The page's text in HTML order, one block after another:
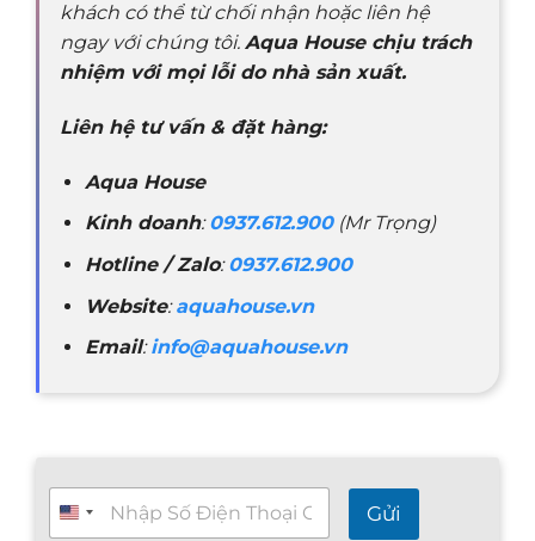
khách có thể từ chối nhận hoặc liên hệ
ngay với chúng tôi. Aqua House chịu trách
nhiệm với mọi lỗi do nhà sản xuất.
Liên hệ tư vấn & đặt hàng:
Aqua House
Kinh doanh:0937.612.900(Mr Trọng)
Hotline / Zalo:0937.612.900
Website:aquahouse.vn
Email:info@aquahouse.vn
T
ư
Gửi